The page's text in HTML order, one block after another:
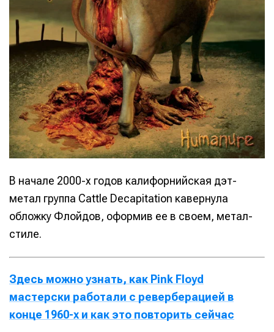
В начале 2000-х годов калифорнийская дэт-
метал группа Cattle Decapitation кавернула
обложку Флойдов, оформив ее в своем, метал-
стиле.
Здесь можно узнать, как Pink Floyd
мастерски работали с реверберацией в
конце 1960-х и как это повторить сейчас